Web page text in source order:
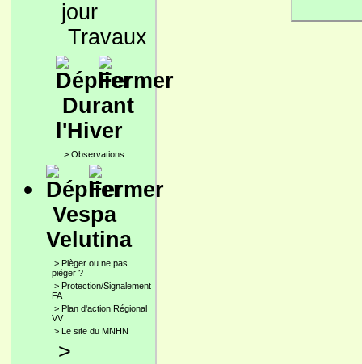
Travaux
Durant
l'Hiver
> Observations
Vespa
Velutina
> Pièger ou ne pas
piéger ?
> Protection/Signalement
FA
> Plan d'action Régional
VV
> Le site du MNHN
>